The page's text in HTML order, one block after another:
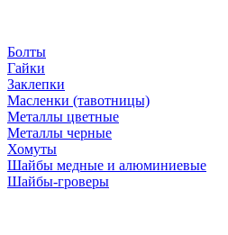
Болты
Гайки
Заклепки
Масленки (тавотницы)
Металлы цветные
Металлы черные
Хомуты
Шайбы медные и алюминиевые
Шайбы-гроверы